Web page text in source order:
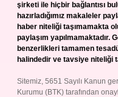
şirketi ile hiçbir bağlantısı
hazırladığımız makaleler
haber niteliği taşımamakta
paylaşım yapılmamaktadır.
benzerlikleri tamamen
halindedir ve tavsiye niteliği
Sitemiz, 5651 Sayılı Kanun
Kurumu (BTK) tarafından